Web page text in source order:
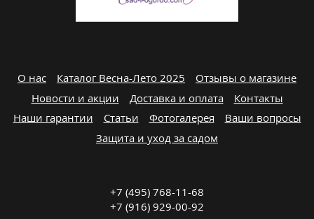
О нас Каталог Весна-Лето 2025
Отзывы о магазине
Новости и акции
Доставка и оплата
Контакты
Наши гарантии
Статьи Фотогалерея
Ваши вопросы
Защита и уход за садом
+7 (495) 768-11-68
+7 (916) 929-00-92